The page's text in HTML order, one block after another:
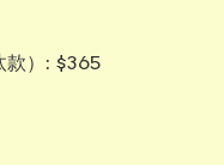
款）: $365